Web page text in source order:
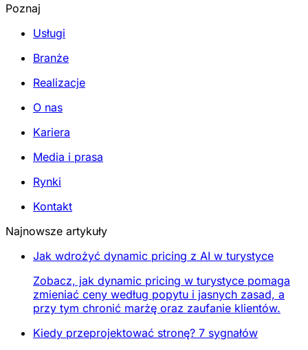
Poznaj
Usługi
Branże
Realizacje
O nas
Kariera
Media i prasa
Rynki
Kontakt
Najnowsze artykuły
Jak wdrożyć dynamic pricing z AI w turystyce
Zobacz, jak dynamic pricing w turystyce pomaga
zmieniać ceny według popytu i jasnych zasad, a
przy tym chronić marżę oraz zaufanie klientów.
Kiedy przeprojektować stronę? 7 sygnałów